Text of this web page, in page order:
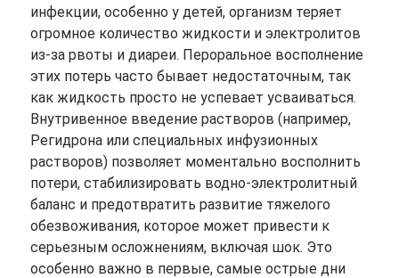
инфекции, особенно у детей, организм теряет
огромное количество жидкости и электролитов
из-за рвоты и диареи. Пероральное восполнение
этих потерь часто бывает недостаточным, так
как жидкость просто не успевает усваиваться.
Внутривенное введение растворов (например,
Регидрона или специальных инфузионных
растворов) позволяет моментально восполнить
потери, стабилизировать водно-электролитный
баланс и предотвратить развитие тяжелого
обезвоживания, которое может привести к
серьезным осложнениям, включая шок. Это
особенно важно в первые, самые острые дни